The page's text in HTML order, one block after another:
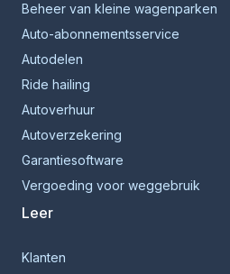
Beheer van kleine wagenparken
Auto-abonnementsservice
Autodelen
Ride hailing
Autoverhuur
Autoverzekering
Garantiesoftware
Vergoeding voor weggebruik
Leer
Klanten